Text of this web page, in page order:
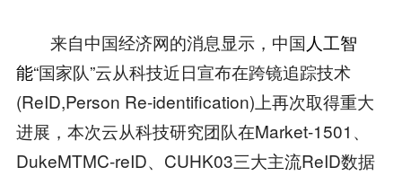
来自中国经济网的消息显示，中国 人工智
能“国家队”云从科技近日宣布在跨镜追踪技术
(ReID,Person Re-identification)上再次取得重大
进展，本次云从科技研究团队在Market-1501、
DukeMTMC-reID、CUHK03三大主流ReID数据